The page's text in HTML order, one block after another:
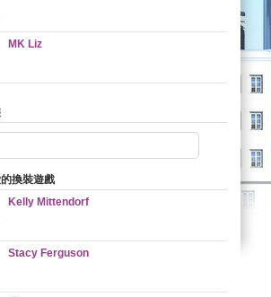
MK Liz
換裝遊戲
Kelly Mittendorf
Stacy Ferguson